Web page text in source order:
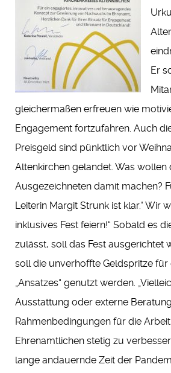
Er
gleichermaßen erfreuen wie
Engagement fortzufahren. Auch
Preisgeld sind pünktlich vor
Altenkirchen gelandet. Was wollen
Ausgezeichneten damit machen?
Leiterin Margit Strunk ist klar.“ Wir
inklusives Fest feiern!“ Sobald es
zulässt, soll das Fest ausgerichtet
soll die unverhoffte Geldspritze
„Ansatzes“ genutzt werden.
Ausstattung oder externe
Rahmenbedingungen für die
Ehrenamtlichen stetig zu
lange andauernde Zeit der